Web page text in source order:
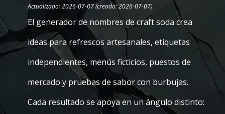
Actualizado: 2026-07-07 (creado: 2026-07-07)
El generador de nombres de craft soda crea
ideas para refrescos artesanales, etiquetas
independientes, menús ficticios, puestos de
mercado y pruebas de sabor con burbujas.
Cada resultado se apoya en un ángulo distinto: